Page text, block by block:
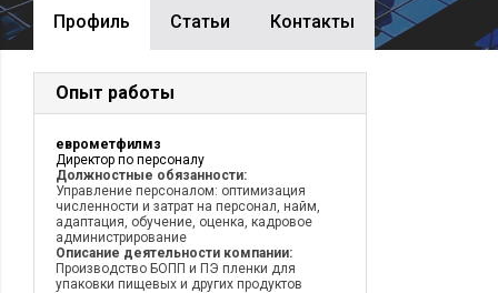
Профиль Cтатьи Контакты
Опыт работы
еврометфилмз
Директор по персоналу
Должностные обязанности:
Управление персоналом: оптимизация
численности и затрат на персонал, найм,
адаптация, обучение, оценка, кадровое
администрирование
Описание деятельности компании:
Производство БОПП и ПЭ пленки для
упаковки пищевых и других продуктов